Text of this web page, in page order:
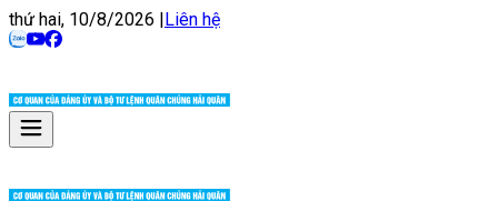
thứ hai, 10/8/2026 |Liên hệ